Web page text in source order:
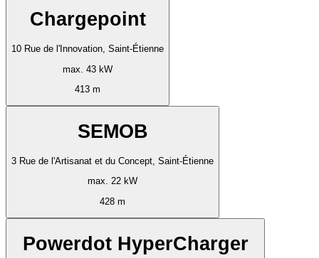
Chargepoint
10 Rue de l'Innovation, Saint-Étienne
max. 43 kW
413 m
SEMOB
3 Rue de l'Artisanat et du Concept, Saint-Étienne
max. 22 kW
428 m
Powerdot HyperCharger